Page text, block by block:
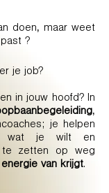
doen, maar weet
?
je job?
in jouw hoofd? In
,
je helpen
wat je wilt en
te zetten op weg
van krijgt.